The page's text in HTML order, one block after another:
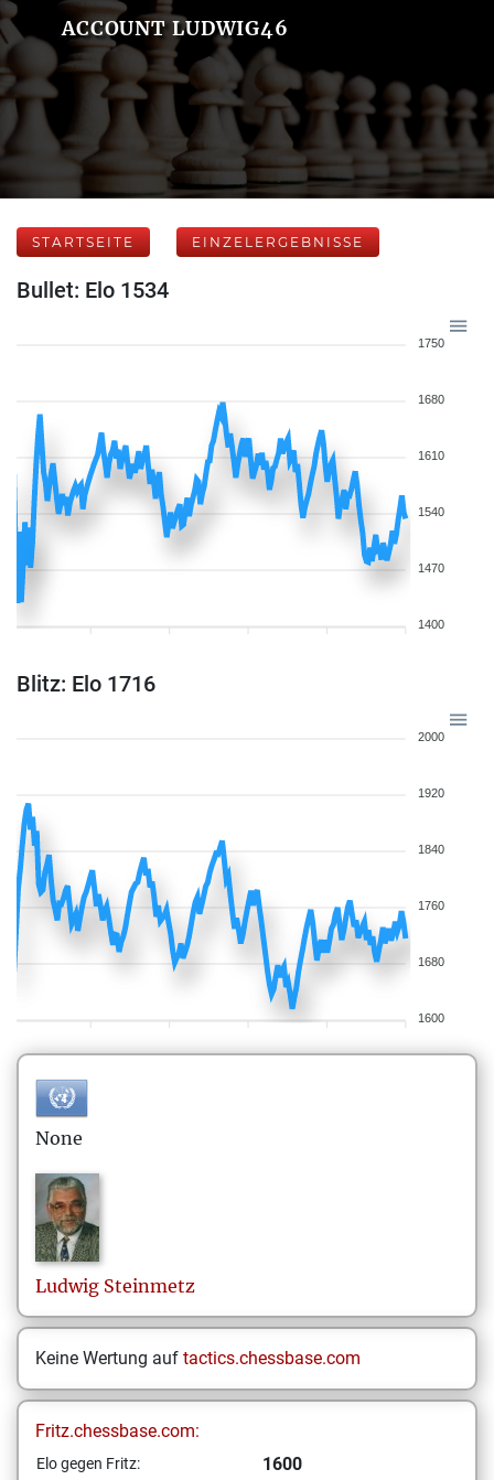
ACCOUNT LUDWIG46
STARTSEITE EINZELERGEBNISSE
Bullet: Elo 1534
1750
1680
1610
1540
1470
1400
Blitz: Elo 1716
2000
1920
1840
1760
1680
1600
None
Ludwig Steinmetz
Keine Wertung auf tactics.chessbase.com
Fritz.chessbase.com:
Elo gegen Fritz: 1600